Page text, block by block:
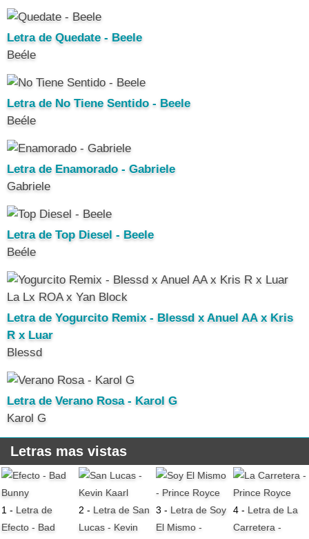
Letra de Quedate - Beele
Beéle
Letra de No Tiene Sentido - Beele
Beéle
Letra de Enamorado - Gabriele
Gabriele
Letra de Top Diesel - Beele
Beéle
Letra de Yogurcito Remix - Blessd x Anuel AA x Kris
R x Luar
Blessd
Letra de Verano Rosa - Karol G
Karol G
Letras mas vistas
1 - Letra de
Efecto - Bad
2 - Letra de San
Lucas - Kevin
3 - Letra de Soy
El Mismo -
4 - Letra de La
Carretera -